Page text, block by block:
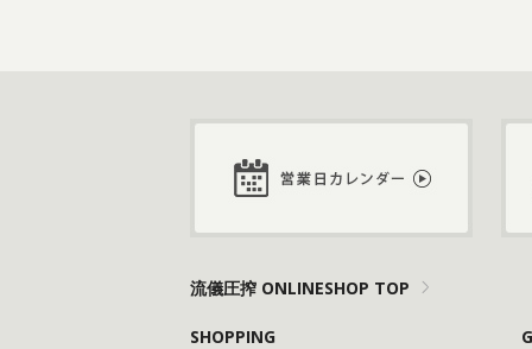
流儀圧搾 ONLINESHOP TOP
SHOPPING